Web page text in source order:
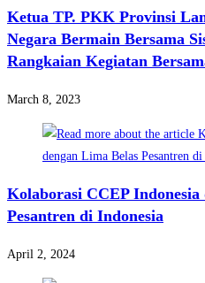
Ketua TP. PKK Provinsi
Negara Bermain Bersama
Rangkaian Kegiatan
March 8, 2023
Kolaborasi CCEP Indonesia
Pesantren di Indonesia
April 2, 2024